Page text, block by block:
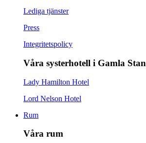
Lediga tjänster
Press
Integritetspolicy
Våra systerhotell i Gamla Stan
Lady Hamilton Hotel
Lord Nelson Hotel
Rum
Våra rum